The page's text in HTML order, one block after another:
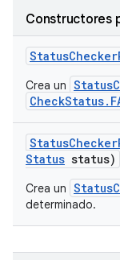
Constructores
StatusChecker
Crea un
StatusChecker
Status status)
Crea un
determinado.